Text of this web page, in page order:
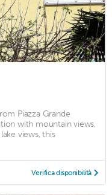
Piazza Grande
with mountain views,
views, this
Verifica disponibilità